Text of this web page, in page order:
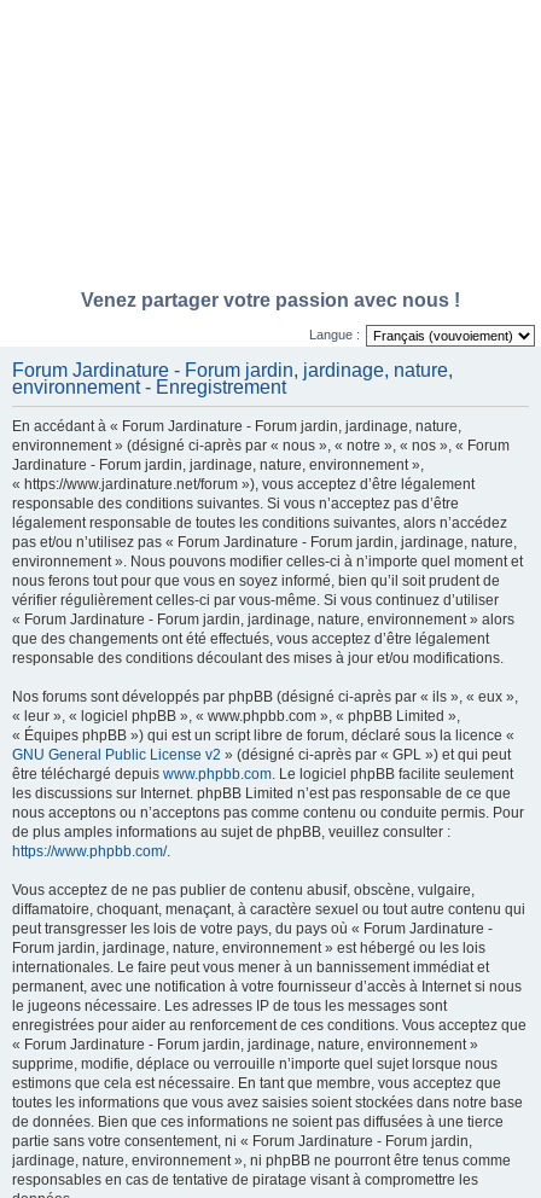
Venez partager votre passion avec nous !
Langue :
Forum Jardinature - Forum jardin, jardinage, nature,
environnement - Enregistrement
En accédant à « Forum Jardinature - Forum jardin, jardinage, nature,
environnement » (désigné ci-après par « nous », « notre », « nos », « Forum
Jardinature - Forum jardin, jardinage, nature, environnement »,
« https://www.jardinature.net/forum »), vous acceptez d’être légalement
responsable des conditions suivantes. Si vous n’acceptez pas d’être
légalement responsable de toutes les conditions suivantes, alors n’accédez
pas et/ou n’utilisez pas « Forum Jardinature - Forum jardin, jardinage, nature,
environnement ». Nous pouvons modifier celles-ci à n’importe quel moment et
nous ferons tout pour que vous en soyez informé, bien qu’il soit prudent de
vérifier régulièrement celles-ci par vous-même. Si vous continuez d’utiliser
« Forum Jardinature - Forum jardin, jardinage, nature, environnement » alors
que des changements ont été effectués, vous acceptez d’être légalement
responsable des conditions découlant des mises à jour et/ou modifications.
Nos forums sont développés par phpBB (désigné ci-après par « ils », « eux »,
« leur », « logiciel phpBB », « www.phpbb.com », « phpBB Limited »,
« Équipes phpBB ») qui est un script libre de forum, déclaré sous la licence «
GNU General Public License v2 » (désigné ci-après par « GPL ») et qui peut
être téléchargé depuis www.phpbb.com. Le logiciel phpBB facilite seulement
les discussions sur Internet. phpBB Limited n’est pas responsable de ce que
nous acceptons ou n’acceptons pas comme contenu ou conduite permis. Pour
de plus amples informations au sujet de phpBB, veuillez consulter :
https://www.phpbb.com/.
Vous acceptez de ne pas publier de contenu abusif, obscène, vulgaire,
diffamatoire, choquant, menaçant, à caractère sexuel ou tout autre contenu qui
peut transgresser les lois de votre pays, du pays où « Forum Jardinature -
Forum jardin, jardinage, nature, environnement » est hébergé ou les lois
internationales. Le faire peut vous mener à un bannissement immédiat et
permanent, avec une notification à votre fournisseur d’accès à Internet si nous
le jugeons nécessaire. Les adresses IP de tous les messages sont
enregistrées pour aider au renforcement de ces conditions. Vous acceptez que
« Forum Jardinature - Forum jardin, jardinage, nature, environnement »
supprime, modifie, déplace ou verrouille n’importe quel sujet lorsque nous
estimons que cela est nécessaire. En tant que membre, vous acceptez que
toutes les informations que vous avez saisies soient stockées dans notre base
de données. Bien que ces informations ne soient pas diffusées à une tierce
partie sans votre consentement, ni « Forum Jardinature - Forum jardin,
jardinage, nature, environnement », ni phpBB ne pourront être tenus comme
responsables en cas de tentative de piratage visant à compromettre les